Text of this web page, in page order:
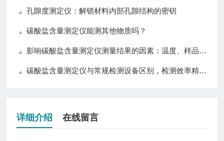
孔隙度测定仪：解锁材料内部孔隙结构的密钥
碳酸盐含量测定仪能测其他物质吗？
影响碳酸盐含量测定仪测量结果的因素：温度、样品与操作技巧详解
碳酸盐含量测定仪与常规检测设备区别，检测效率精准度操作对比分析
详细介绍 在线留言